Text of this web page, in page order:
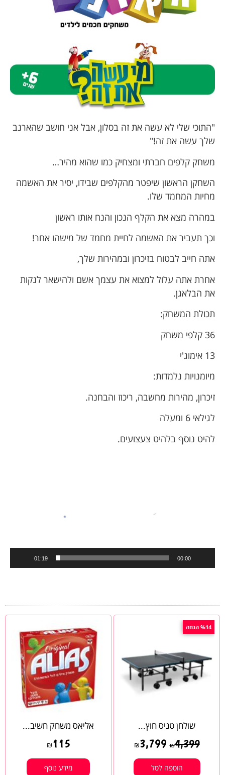
"התוכי שלי לא עשה את זה בסלון, אבל אני חושב שהארנב
שלך עשה את זה!"
משחק קלפים חברתי ומצחיק כמו שהוא מהיר…
השחקן הראשון שיפטר מהקלפים שבידו, יסיר את האשמה
מחיות המחמד שלו.
במהרה מצא את הקלף הנכון והנח אותו ראשון
וכך תעביר את האשמה לחיית מחמד של מישהו אחר!
אתה חייב לבטוח בזיכרון ובמהירות שלך,
אחרת אתה עלול למצוא את עצמך אשם ולהישאר לנקות
את הבלאגן.
תכולת המשחק:
36 קלפי משחק
13 אימוג'י
מיומנויות נלמדות:
זיכרון, מהירות מחשבה, ריכוז והבחנה.
לגילאי 6 ומעלה
להיט נוסף בלהיט צעצועים.
00:00
01:19
%14 הנחה
שולחן טניס חוץ...
₪4,399
₪3,799
הוספה לסל
אליאס משחק חשיב...
₪ 115
מידע נוסף